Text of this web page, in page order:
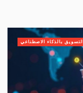
التسويق بالذكاء الاصطناعي